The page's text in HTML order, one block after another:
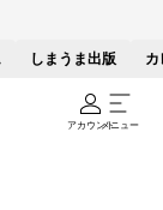
しまうま出版 カ
アカウントメニュー